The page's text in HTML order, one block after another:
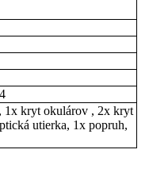
1x kryt okulárov , 2x kryt
utierka, 1x popruh,